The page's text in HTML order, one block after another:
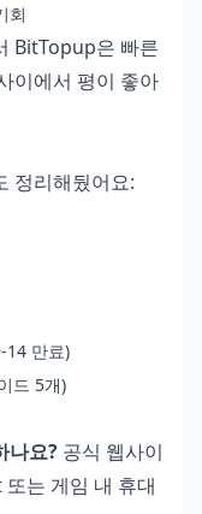
회
BitTopup은 빠른
이에서 평이 좋아
정리해뒀어요:
14 만료)
드 5개)
나요? 공식 웹사이
는 게임 내 휴대